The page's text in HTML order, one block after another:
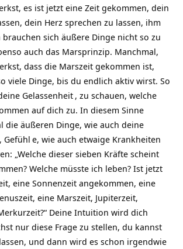
es ist jetzt eine Zeit gekommen, dein
dein Herz sprechen zu lassen, ihm
sich äußere Dinge nicht so zu
auch das Marsprinzip. Manchmal,
dass die Marszeit gekommen ist,
viele Dinge, bis du endlich aktiv wirst. So
Gelassenheit , zu schauen, welche
auf dich zu. In diesem Sinne
die äußeren Dinge, wie auch deine
Gefühl e, wie auch etwaige Krankheiten
„Welche dieser sieben Kräfte scheint
Welche müsste ich leben? Ist jetzt
eine Sonnenzeit angekommen, eine
eine Marszeit, Jupiterzeit,
Deine Intuition wird dich
nur diese Frage zu stellen, du kannst
und dann wird es schon irgendwie